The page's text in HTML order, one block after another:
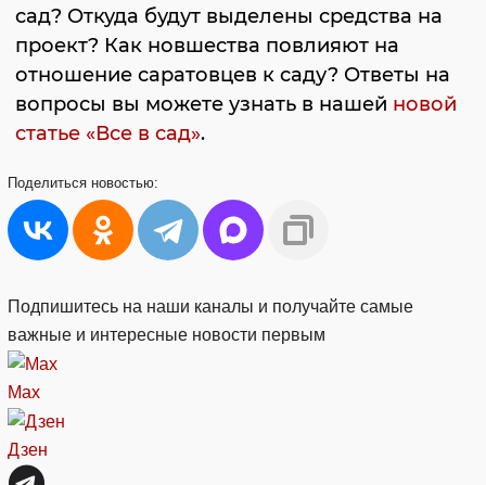
сад? Откуда будут выделены средства на
проект? Как новшества повлияют на
отношение саратовцев к саду? Ответы на
вопросы вы можете узнать в нашей новой
статье «Все в сад».
Поделиться новостью:
Подпишитесь на наши каналы и получайте самые
важные и интересные новости первым
Max
Дзен